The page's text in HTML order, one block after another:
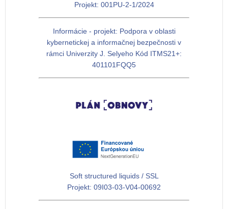
Projekt: 001PU-2-1/2024
Informácie - projekt: Podpora v oblasti
kybernetickej a informačnej bezpečnosti v
rámci Univerzity J. Selyeho Kód ITMS21+:
401101FQQ5
Soft structured liquids / SSL
Projekt: 09I03-03-V04-00692